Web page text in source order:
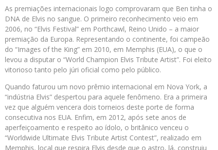
As premiações internacionais logo comprovaram que Ben tinha o
DNA de Elvis no sangue. O primeiro reconhecimento veio em
2006, no “Elvis Festival” em Porthcawl, Reino Unido – a maior
premiação da Europa. Representando o continente, foi campeão
do “Images of the King” em 2010, em Memphis (EUA), o que o
levou a disputar o “World Champion Elvis Tribute Artist”. Foi eleito
vitorioso tanto pelo júri oficial como pelo público.
Quando faturou um novo prêmio internacional em Nova York, a
“indústria Elvis” despertou para aquele fenômeno. Era a primeira
vez que alguém vencera dois torneios deste porte de forma
consecutiva nos EUA. Enfim, em 2012, após sete anos de
aperfeiçoamento e respeito ao ídolo, o britânico venceu o
“Worldwide Ultimate Elvis Tribute Artist Contest”, realizado em
Memphis, local que respira Elvis desde que o astro, lá, construiu